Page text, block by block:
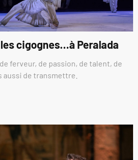
cigognes…à Peralada
ferveur, de passion, de talent, de
aussi de transmettre.